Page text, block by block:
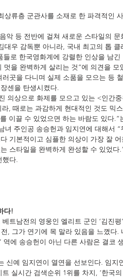
류층 군관사를 소재로 한 파격적인
악 등 전반에 걸쳐 새로운 스타일의
우 감독뿐 아니라, 국내 최고의 톱
로 한국영화계에 강렬한 인상을 남
을 완벽하게 살리는 것”에 의견을
곳을 다니며 실제 소품을 모으는 등
센을 탄생시켰다.
의상으로 화제를 모으고 있는 <인간
, 때로는 과감하게 현대적인 것도 믹
이끌 수 있었으면 하는 바람도 있다.”
주인공 송승헌과 임지연에 대해서
기본적이고 심플한 의상이 가장 잘
스타일을 완벽하게 완성할 수 있었
했다.
다!
트남전의 영웅인 엘리트 군인 ‘김진
, 그가 연기에 목 말라 있음을 느꼈다.
에 송승헌이 아닌 다른 사람은 결코
신예 임지연이 열연을 선보인다. 임지
실시간 검색순위 1위를 차지, ‘한국